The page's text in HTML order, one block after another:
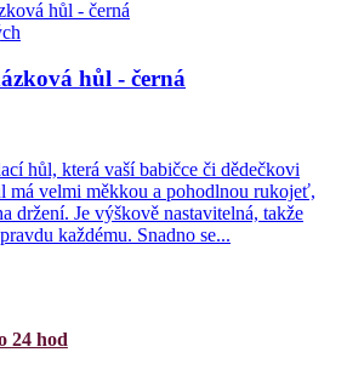
hůl - černá
hůl, která vaší babičce či dědečkovi
má velmi měkkou a pohodlnou rukojeť,
držení. Je výškově nastavitelná, takže
každému. Snadno se...
24 hod